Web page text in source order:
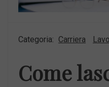
Categoria: Carriera
Come